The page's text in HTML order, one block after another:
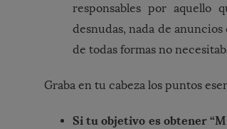
responsables por aquello
desnudas, nada de
de todas formas no
Graba en tu cabeza los puntos
Si tu objetivo es obtener